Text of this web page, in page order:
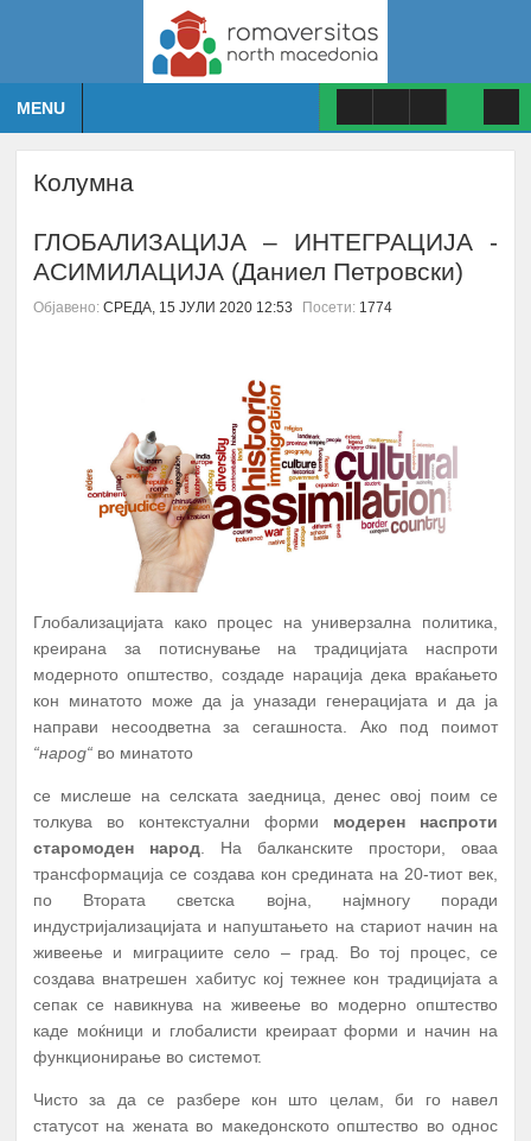
MENU
Колумна
ГЛОБАЛИЗАЦИЈА – ИНТЕГРАЦИЈА -
АСИМИЛАЦИЈА (Даниел Петровски)
Објавено: СРЕДА, 15 ЈУЛИ 2020 12:53 Посети: 1774
Глобализацијата како процес на универзална политика,
креирана за потиснување на традицијата наспроти
модерното општество, создаде нарација дека враќањето
кон минатото може да ја уназади генерацијата и да ја
направи несоодветна за сегашноста. Ако под поимот
“народ“ во минатото
се мислеше на селската заедница, денес овој поим се
толкува во контекстуални форми модерен наспроти
старомоден народ . На балканските простори, оваа
трансформација се создава кон средината на 20-тиот век,
по Втората светска војна, најмногу поради
индустријализацијата и напуштањето на стариот начин на
живеење и миграциите село – град. Во тој процес, се
создава внатрешен хабитус кој тежнее кон традицијата а
сепак се навикнува на живеење во модерно општество
каде моќници и глобалисти креираат форми и начин на
функционирање во системот.
Чисто за да се разбере кон што целам, би го навел
статусот на жената во македонското општество во однос